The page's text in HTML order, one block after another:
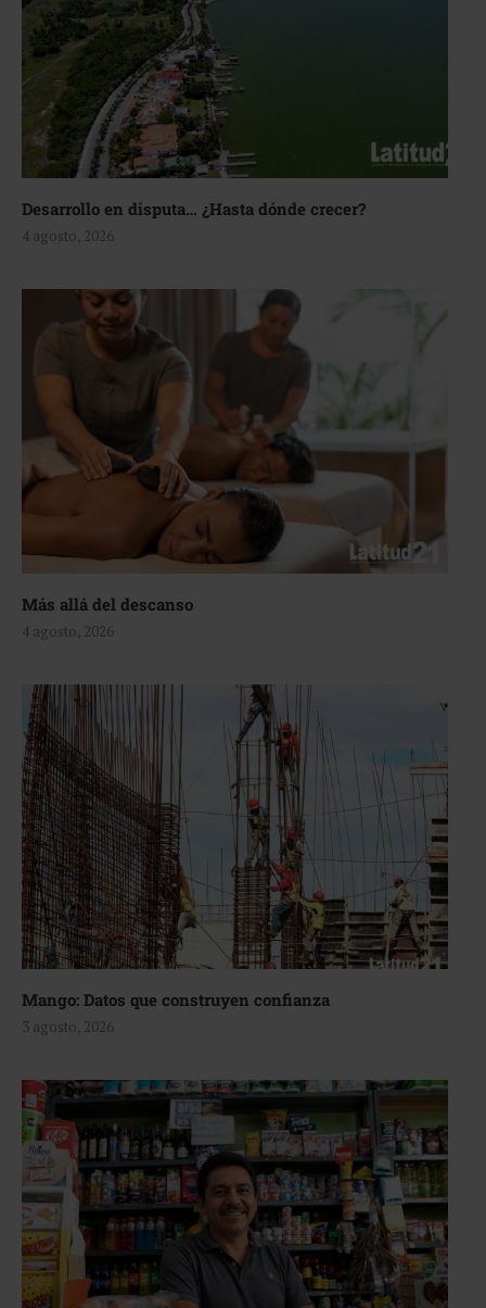
Desarrollo en disputa… ¿Hasta dónde crecer?
4 agosto, 2026
Más allá del descanso
4 agosto, 2026
Mango: Datos que construyen confianza
3 agosto, 2026